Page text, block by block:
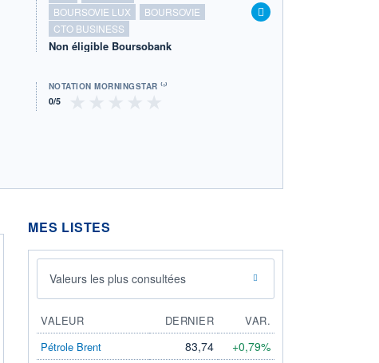
BOURSOVIE LUX
BOURSOVIE
CTO BUSINESS
Non éligible Boursobank
NOTATION MORNINGSTAR ⁽¹⁾
MES LISTES
Valeurs les plus consultées
VALEUR DERNIER
VAR.
Pétrole Brent
83,74 +0,79%